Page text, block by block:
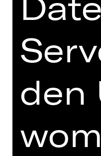
STOP MOTION
von Sol León &
Musik vonMax
Uraufführung:
Danstheater,
Nozal,Roger
Bühne,
den